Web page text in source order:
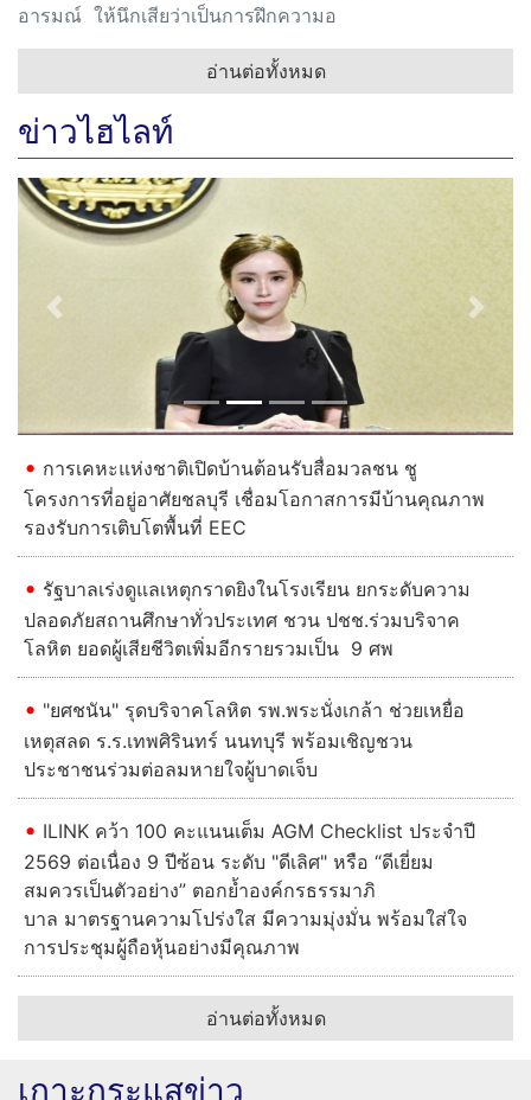
อารมณ์ ให้นึกเสียว่าเป็นการฝึกความอ
อ่านต่อทั้งหมด
ข่าวไฮไลท์
Previous Next
การเคหะแห่งชาติเปิดบ้านต้อนรับสื่อมวลชน ชู
โครงการที่อยู่อาศัยชลบุรี เชื่อมโอกาสการมีบ้านคุณภาพ
รองรับการเติบโตพื้นที่ EEC
รัฐบาลเร่งดูแลเหตุกราดยิงในโรงเรียน ยกระดับความ
ปลอดภัยสถานศึกษาทั่วประเทศ ชวน ปชช.ร่วมบริจาค
โลหิต ยอดผู้เสียชีวิตเพิ่มอีกรายรวมเป็น 9 ศพ
"ยศชนัน" รุดบริจาคโลหิต รพ.พระนั่งเกล้า ช่วยเหยื่อ
เหตุสลด ร.ร.เทพศิรินทร์ นนทบุรี พร้อมเชิญชวน
ประชาชนร่วมต่อลมหายใจผู้บาดเจ็บ
ILINK คว้า 100 คะแนนเต็ม AGM Checklist ประจำปี
2569 ต่อเนื่อง 9 ปีซ้อน ระดับ "ดีเลิศ" หรือ “ดีเยี่ยม
สมควรเป็นตัวอย่าง” ตอกย้ำองค์กรธรรมาภิ
บาล มาตรฐานความโปร่งใส มีความมุ่งมั่น พร้อมใส่ใจ
การประชุมผู้ถือหุ้นอย่างมีคุณภาพ
อ่านต่อทั้งหมด
เกาะกระแสข่าว